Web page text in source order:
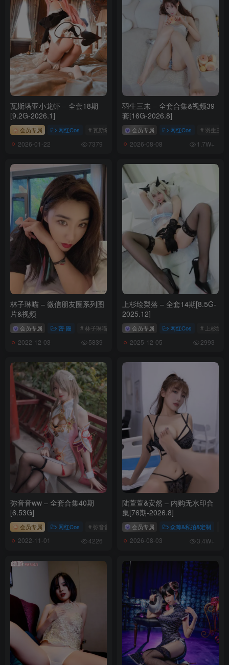
小众视觉_No.008_小琳儿
__0131
小众视觉_No.009_彤彤
__0033
小众视觉_No.010_米拉
__0095
小众视觉_No.001_惠子
__0010
包内原图 – 无水印 – 更清晰
合集目录(持续更新…)
小众视觉 No.0046 小薯条 [115P1V-5.87GB]
[10.25]
小众视觉 No.0045 思思姐 [137P1V-5.73GB]
[10.21]
小众视觉 No.0044 小薯条 [113P1V-5.34GB]
[10.19]
小众视觉 No.0043 小薯条 [92P1V-5.73GB]
[10.17]
小众视觉 No.0042 雪糕 [114P1V-5.48GB]
小众视觉 No.0041 燕子 [103P-0.99GB]
小众视觉 No.0040 雪糕 [113P1V-4.76GB]
小众视觉 No.0039 小薯条 [109P1V-3.00GB]
[10.13]
小众视觉 No.0038 小薯条 [94P-933MB]
瓦斯塔亚小龙虾 – 全套18期
[9.2G-2026.1]
会员专属 网红Cos # 瓦斯塔亚小龙虾
2026-01-22 7379
羽生三未 – 全套合集&视频39
套[16G-2026.8]
会员专属 网红Cos # 羽生三未
2026-08-08 1.7W+
林子琳喵 – 微信朋友圈系列图
片&视频
会员专属 密⋅圈 # 林子琳喵
2022-12-03 5839
上杉绘梨落 – 全套14期[8.5G-
2025.12]
会员专属 网红Cos # 上杉绘梨
2025-12-05 2993
弥音音ww – 全套合集40期
[6.53G]
会员专属 网红Cos # 弥音音ww
2022-11-01 4226
陆萱萱&安然 – 内购无水印合
集[76期-2026.8]
会员专属 众筹&私拍&定制
2026-08-03 3.4W+